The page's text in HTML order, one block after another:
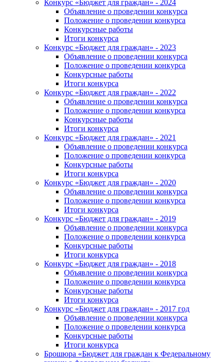
Конкурс «Бюджет для граждан» - 2024
Объявление о проведении конкурса
Положение о проведении конкурса
Конкурсные работы
Итоги конкурса
Конкурс «Бюджет для граждан» - 2023
Объявление о проведении конкурса
Положение о проведении конкурса
Конкурсные работы
Итоги конкурса
Конкурс «Бюджет для граждан» - 2022
Объявление о проведении конкурса
Положение о проведении конкурса
Конкурсные работы
Итоги конкурса
Конкурс «Бюджет для граждан» - 2021
Объявление о проведении конкурса
Положение о проведении конкурса
Конкурсные работы
Итоги конкурса
Конкурс «Бюджет для граждан» - 2020
Объявление о проведении конкурса
Положение о проведении конкурса
Итоги конкурса
Конкурс «Бюджет для граждан» - 2019
Объявление о проведении конкурса
Положение о проведении конкурса
Конкурсные работы
Итоги конкурса
Конкурс «Бюджет для граждан» - 2018
Объявление о проведении конкурса
Положение о проведении конкурса
Конкурсные работы
Итоги конкурса
Конкурс «Бюджет для граждан» - 2017 год
Объявление о проведении конкурса
Положение о проведении конкурса
Конкурсные работы
Итоги конкурса
Брошюра «Бюджет для граждан к Федеральному